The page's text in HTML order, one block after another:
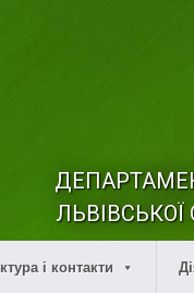
і контакти